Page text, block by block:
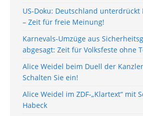
US-Doku: Deutschland
– Zeit für freie Meinung!
Karnevals-Umzüge aus
abgesagt: Zeit für Volksfeste ohne
Alice Weidel beim Duell der
Schalten Sie ein!
Alice Weidel im ZDF-„Klartext“ mit
Habeck